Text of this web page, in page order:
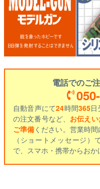
電話でのご
自動音声にて24時間365
の注文番号など、 お伝え
ご準備ください。営業時
（ショートメッセージ
で、スマホ・携帯からおか